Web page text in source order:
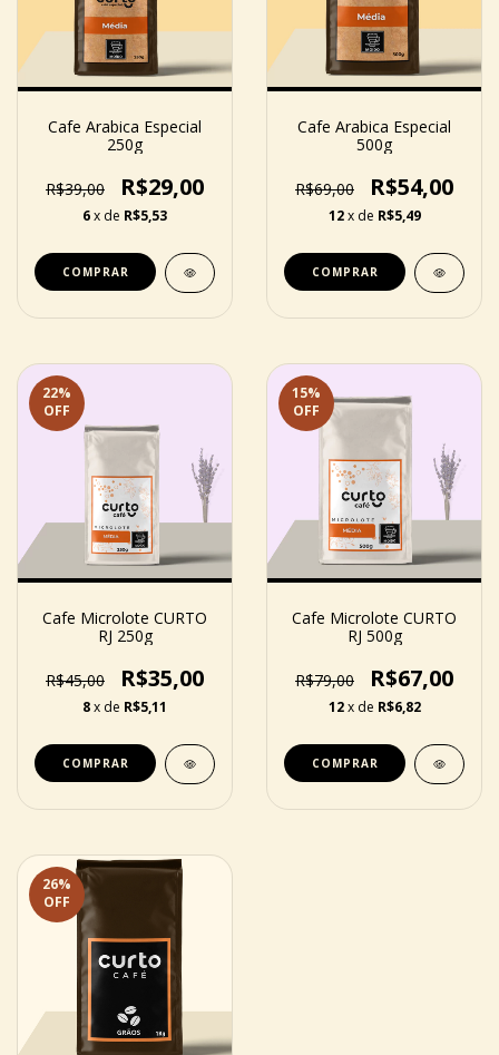
Cafe Arabica Especial
250g
R$39,00 R$29,00
6x de R$5,53
COMPRAR
Cafe Arabica Especial
500g
R$69,00 R$54,00
12 x de R$5,49
COMPRAR
22%
OFF
Cafe Microlote CURTO
RJ 250g
R$45,00 R$35,00
8x de R$5,11
COMPRAR
15%
OFF
Cafe Microlote CURTO
RJ 500g
R$79,00 R$67,00
12 x de R$6,82
COMPRAR
26%
OFF